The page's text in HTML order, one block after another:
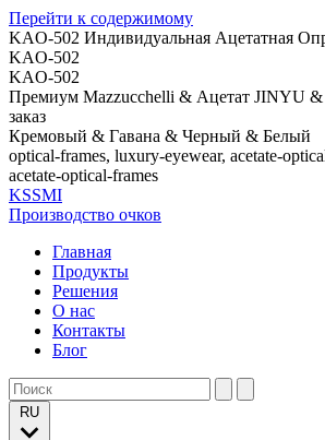
Перейти к содержимому
KAO-502 Индивидуальная Ацетатная
KAO-502
KAO-502
Премиум Mazzucchelli & Ацетат JINYU
заказ
Кремовый & Гавана & Черный & Белый
optical-frames, luxury-eyewear, acetate-
acetate-optical-frames
KSSMI
Производство очков
Главная
Продукты
Решения
О нас
Контакты
Блог